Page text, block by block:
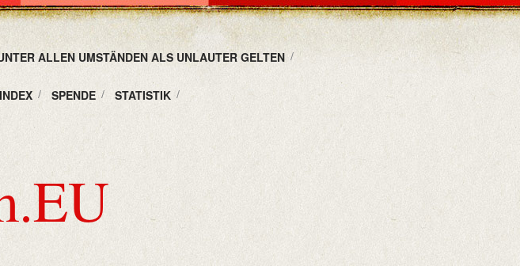
ALLEN UMSTÄNDEN ALS UNLAUTER GELTEN
INDEX SPENDE STATISTIK